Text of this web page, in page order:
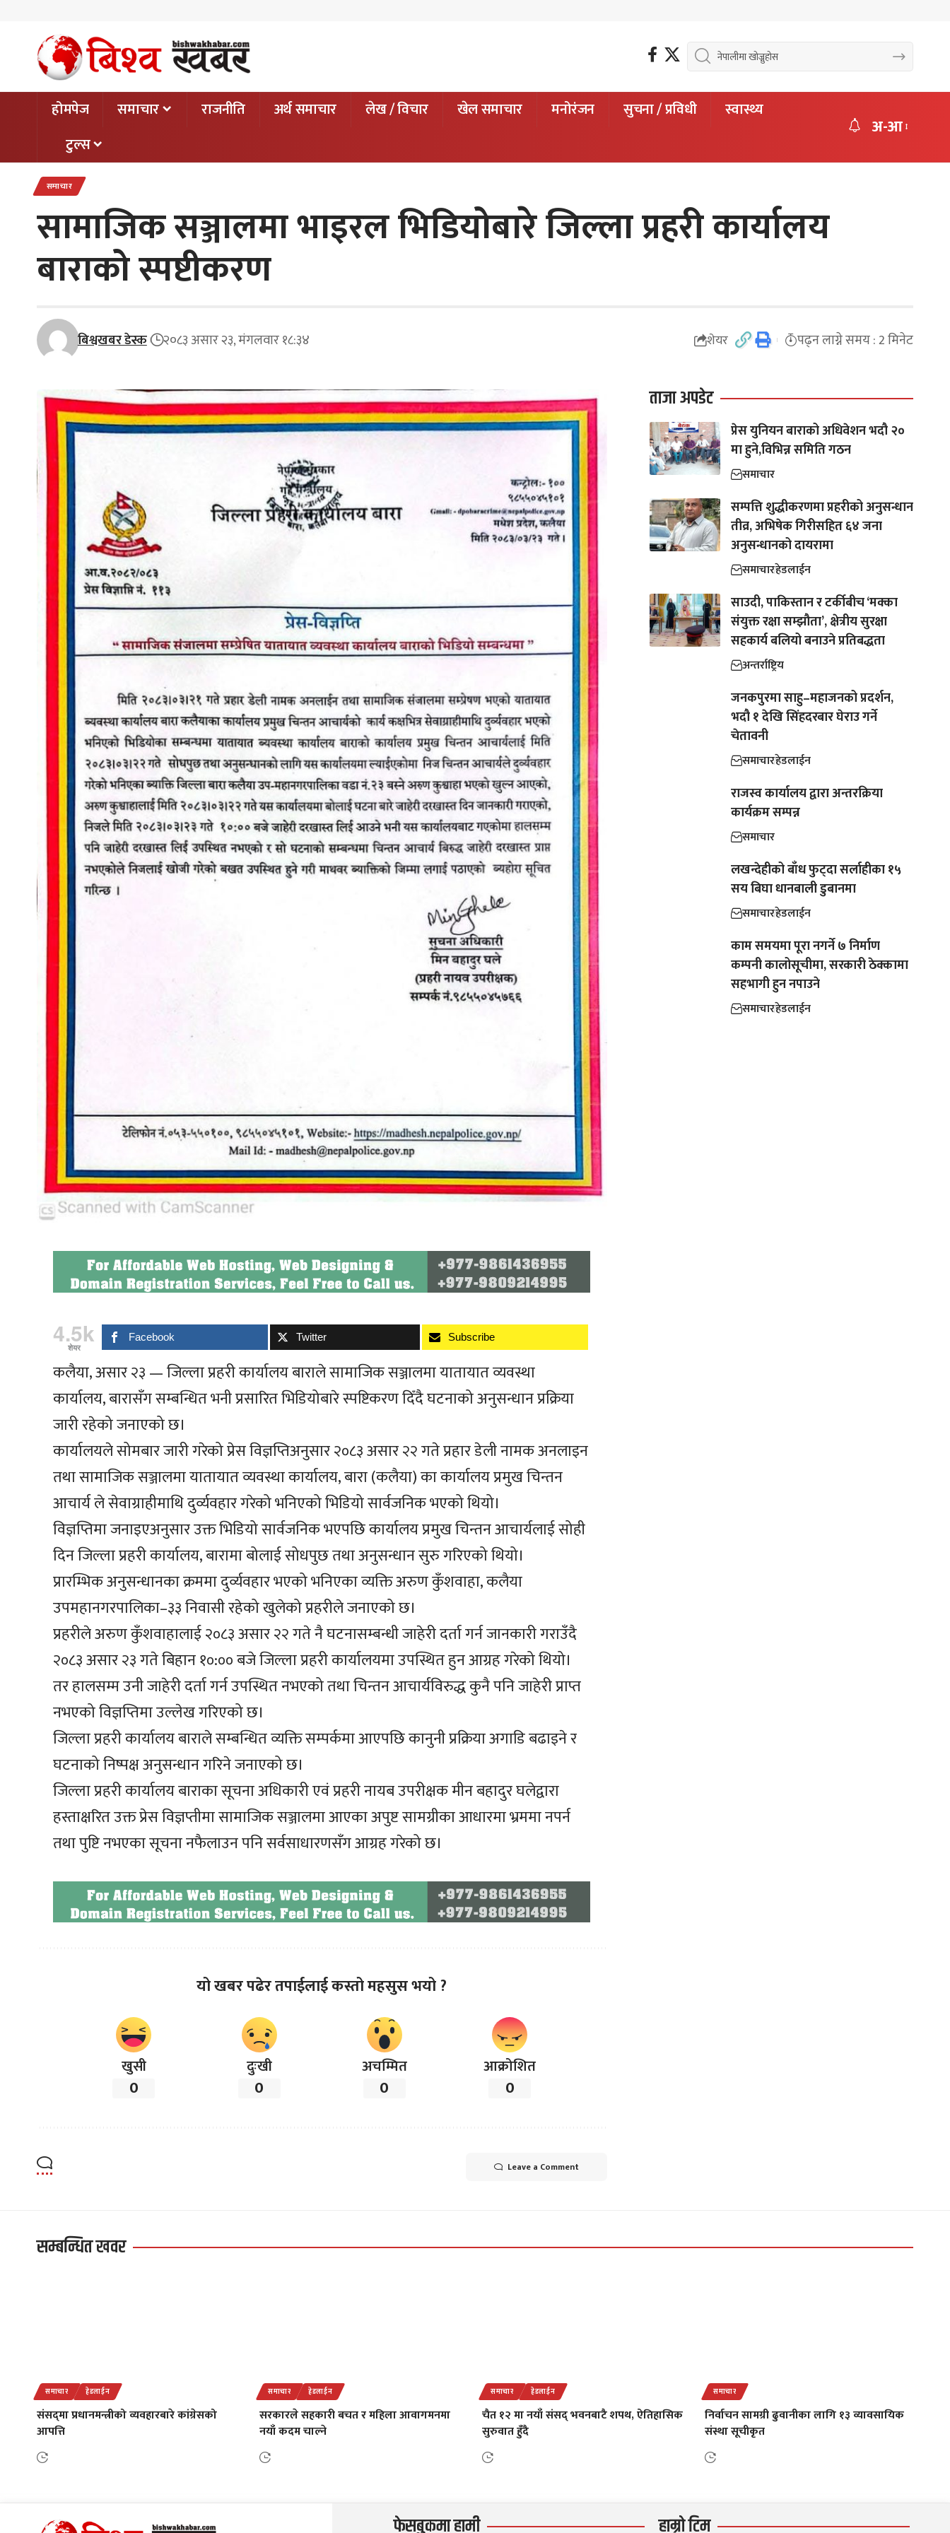
होमपेज समाचार राजनीति अर्थ समाचार लेख / विचार खेल समाचार मनोरंजन सुचना / प्रविधी
स्वास्थ्य
टुल्स
अ-आ
समाचार
सामाजिक सञ्जालमा भाइरल भिडियोबारे जिल्ला प्रहरी कार्यालय
बाराको स्पष्टीकरण
बिश्वखबर डेस्क २०८३ असार २३, मंगलवार १८:३४ शेयर पढ्न लाग्ने समय : 2 मिनेट
4.5k
शेयर
Facebook Twitter Subscribe
कलैया, असार २३ — जिल्ला प्रहरी कार्यालय बाराले सामाजिक सञ्जालमा यातायात व्यवस्था
कार्यालय, बारासँग सम्बन्धित भनी प्रसारित भिडियोबारे स्पष्टिकरण दिँदै घटनाको अनुसन्धान प्रक्रिया
जारी रहेको जनाएको छ।
कार्यालयले सोमबार जारी गरेको प्रेस विज्ञप्तिअनुसार २०८३ असार २२ गते प्रहार डेली नामक अनलाइन
तथा सामाजिक सञ्जालमा यातायात व्यवस्था कार्यालय, बारा (कलैया) का कार्यालय प्रमुख चिन्तन
आचार्य ले सेवाग्राहीमाथि दुर्व्यवहार गरेको भनिएको भिडियो सार्वजनिक भएको थियो।
विज्ञप्तिमा जनाइएअनुसार उक्त भिडियो सार्वजनिक भएपछि कार्यालय प्रमुख चिन्तन आचार्यलाई सोही
दिन जिल्ला प्रहरी कार्यालय, बारामा बोलाई सोधपुछ तथा अनुसन्धान सुरु गरिएको थियो।
प्रारम्भिक अनुसन्धानका क्रममा दुर्व्यवहार भएको भनिएका व्यक्ति अरुण कुँशवाहा, कलैया
उपमहानगरपालिका–३३ निवासी रहेको खुलेको प्रहरीले जनाएको छ।
प्रहरीले अरुण कुँशवाहालाई २०८३ असार २२ गते नै घटनासम्बन्धी जाहेरी दर्ता गर्न जानकारी गराउँदै
२०८३ असार २३ गते बिहान १०:०० बजे जिल्ला प्रहरी कार्यालयमा उपस्थित हुन आग्रह गरेको थियो।
तर हालसम्म उनी जाहेरी दर्ता गर्न उपस्थित नभएको तथा चिन्तन आचार्यविरुद्ध कुनै पनि जाहेरी प्राप्त
नभएको विज्ञप्तिमा उल्लेख गरिएको छ।
जिल्ला प्रहरी कार्यालय बाराले सम्बन्धित व्यक्ति सम्पर्कमा आएपछि कानुनी प्रक्रिया अगाडि बढाइने र
घटनाको निष्पक्ष अनुसन्धान गरिने जनाएको छ।
जिल्ला प्रहरी कार्यालय बाराका सूचना अधिकारी एवं प्रहरी नायब उपरीक्षक मीन बहादुर घलेद्वारा
हस्ताक्षरित उक्त प्रेस विज्ञप्तीमा सामाजिक सञ्जालमा आएका अपुष्ट सामग्रीका आधारमा भ्रममा नपर्न
तथा पुष्टि नभएका सूचना नफैलाउन पनि सर्वसाधारणसँग आग्रह गरेको छ।
यो खबर पढेर तपाईलाई कस्तो महसुस भयो ?
खुसी
0
दुःखी
0
अचम्मित
0
आक्रोशित
0
Leave a Comment
ताजा अपडेट
प्रेस युनियन बाराको अधिवेशन भदौ २०
मा हुने,विभिन्न समिति गठन
समाचार
सम्पत्ति शुद्धीकरणमा प्रहरीको अनुसन्धान
तीव्र, अभिषेक गिरीसहित ६४ जना
अनुसन्धानको दायरामा
समाचारहेडलाईन
साउदी, पाकिस्तान र टर्कीबीच ‘मक्का
संयुक्त रक्षा सम्झौता’, क्षेत्रीय सुरक्षा
सहकार्य बलियो बनाउने प्रतिबद्धता
अन्तर्राष्ट्रिय
जनकपुरमा साहु–महाजनको प्रदर्शन,
भदौ १ देखि सिंहदरबार घेराउ गर्ने
चेतावनी
समाचारहेडलाईन
राजस्व कार्यालय द्वारा अन्तरक्रिया
कार्यक्रम सम्पन्न
समाचार
लखन्देहीको बाँध फुट्दा सर्लाहीका १५
सय बिघा धानबाली डुबानमा
समाचारहेडलाईन
काम समयमा पूरा नगर्ने ७ निर्माण
कम्पनी कालोसूचीमा, सरकारी ठेक्कामा
सहभागी हुन नपाउने
समाचारहेडलाईन
सम्बन्धित खवर
समाचार हेडलाईन
संसद्‌मा प्रधानमन्त्रीको व्यवहारबारे कांग्रेसको
आपत्ति
समाचार हेडलाईन
सरकारले सहकारी बचत र महिला आवागमनमा
नयाँ कदम चाल्ने
समाचार हेडलाईन
चैत १२ मा नयाँ संसद् भवनबाटै शपथ, ऐतिहासिक
सुरुवात हुँदै
समाचार
निर्वाचन सामग्री ढुवानीका लागि १३ व्यावसायिक
संस्था सूचीकृत
फेसबुकमा हामी हाम्रो टिम